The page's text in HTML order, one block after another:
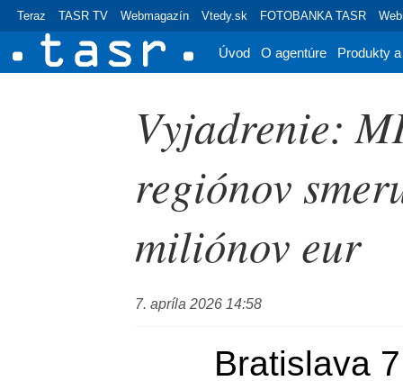
Teraz TASR TV Webmagazín Vtedy.sk FOTOBANKA TASR
Úvod O agentúre Produkty
Vyjadrenie:
regiónov
miliónov eur
7. apríla 2026 14:58